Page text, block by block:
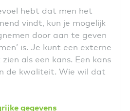
hebt dat men het
vindt, kun je mogelijk
door aan te geven
is. Je kunt een externe
als een kans. Een kans
de kwaliteit. Wie wil dat
gegevens